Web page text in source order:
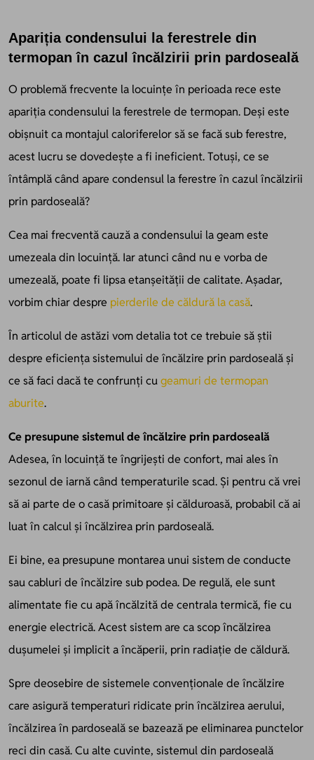
Apariția condensului la ferestrele din
termopan în cazul încălzirii prin pardoseală
O problemă frecvente la locuințe în perioada rece este
apariția condensului la ferestrele de termopan. Deși este
obișnuit ca montajul caloriferelor să se facă sub ferestre,
acest lucru se dovedește a fi ineficient. Totuși, ce se
întâmplă când apare condensul la ferestre în cazul încălzirii
prin pardoseală?
Cea mai frecventă cauză a condensului la geam este
umezeala din locuință. Iar atunci când nu e vorba de
umezeală, poate fi lipsa etanșeității de calitate. Așadar,
vorbim chiar despre pierderile de căldură la casă.
În articolul de astăzi vom detalia tot ce trebuie să știi
despre eficiența sistemului de încălzire prin pardoseală și
ce să faci dacă te confrunți cugeamuri de termopan
aburite.
Ce presupune sistemul de încălzire prin pardoseală
Adesea, în locuință te îngrijești de confort, mai ales în
sezonul de iarnă când temperaturile scad. Și pentru că vrei
să ai parte de o casă primitoare și călduroasă, probabil că ai
luat în calcul și încălzirea prin pardoseală.
Ei bine, ea presupune montarea unui sistem de conducte
sau cabluri de încălzire sub podea. De regulă, ele sunt
alimentate fie cu apă încălzită de centrala termică, fie cu
energie electrică. Acest sistem are ca scop încălzirea
dușumelei și implicit a încăperii, prin radiație de căldură.
Spre deosebire de sistemele convenționale de încălzire
care asigură temperaturi ridicate prin încălzirea aerului,
încălzirea în pardoseală se bazează pe eliminarea punctelor
reci din casă. Cu alte cuvinte, sistemul din pardoseală